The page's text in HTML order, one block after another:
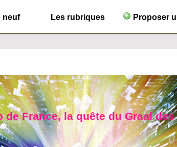
neuf Les rubriques Proposer
de France, la quête du Graal